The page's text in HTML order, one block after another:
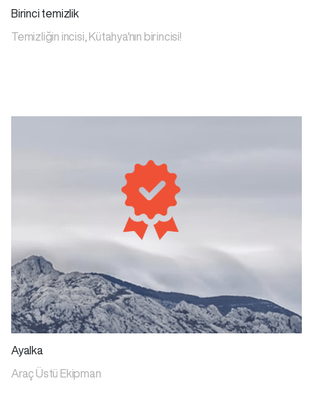
Birinci temizlik
Temizliğin incisi, Kütahya'nın birincisi!
Ayalka
Araç Üstü Ekipman